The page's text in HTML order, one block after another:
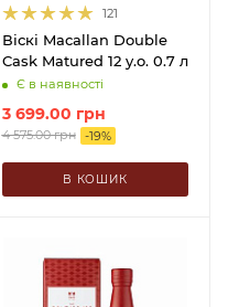
121
Віскі Macallan Double
Cask Matured 12 y.o. 0.7 л
Є в наявності
3 699.00 грн
4 575.00грн -19%
В КОШИК